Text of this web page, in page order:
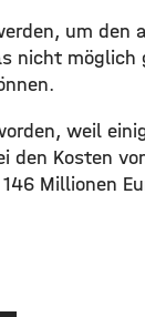
um
nicht
weil
Kosten
Millionen